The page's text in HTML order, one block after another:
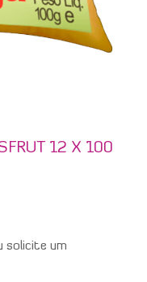
12 X 100
solicite um